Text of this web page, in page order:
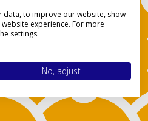
data, to improve our website, show
experience. For more
settings.
No, adjust